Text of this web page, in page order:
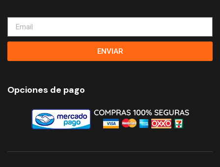
ENVIAR
Opciones de pago